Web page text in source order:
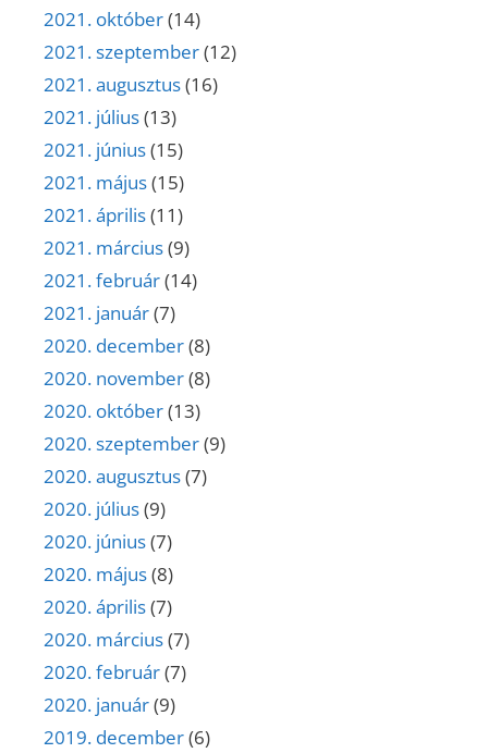
2021. október(14)
2021. szeptember(12)
2021. augusztus(16)
2021. július(13)
2021. június(15)
2021. május(15)
2021. április(11)
2021. március(9)
2021. február(14)
2021. január(7)
2020. december(8)
2020. november(8)
2020. október(13)
2020. szeptember(9)
2020. augusztus(7)
2020. július(9)
2020. június(7)
2020. május(8)
2020. április(7)
2020. március(7)
2020. február(7)
2020. január(9)
2019. december(6)